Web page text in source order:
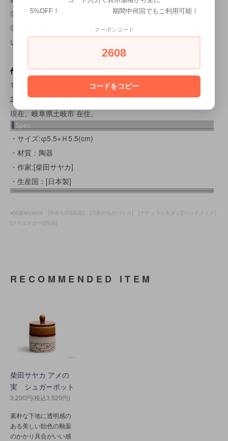
◎直火、電子レンジ、食洗機の使用に対応しておりません。
◎ご使用後は、綺麗に洗い、よく乾燥させてから収納して下さ
い。
作者 柴田サヤカ
1974年 岐阜県 生まれ
2004年 愛知県立窯業高等技術専門校 陶磁器製造科卒
現在、岐阜県土岐市 在住。
・サイズ:φ5.5×Ｈ5.5(cm)
・材質：陶器
・作家:[柴田サヤカ]
・生産国：[日本製]
●関連keyword：[作家もの][容器] [日本のものづくり] [ナチュラルモダン][ハンドメイド]
[クリエイター][作品]
RECOMMENDED ITEM
柴田サヤカ アメの
実 シュガーポット
3,200円(税込3,520円)
素朴な下地に透明感の
ある美しい飴色の釉薬
のかかり具合がいい感
5%OFF！ 期間中何回でもご利用可能！
クーポンコード
2608
コードをコピー